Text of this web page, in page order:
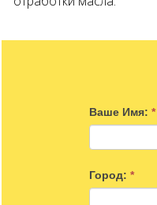
Ваше Имя:*
Город:*